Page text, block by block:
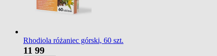
Rhodiola różaniec górski, 60 szt.
11 99